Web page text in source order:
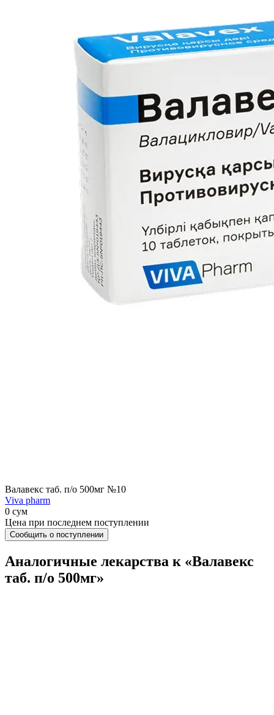
Валавекс таб. п/о 500мг №10
Viva pharm
0 сум
Цена при последнем поступлении
Сообщить о поступлении
Аналогичные лекарства к «Валавекс
таб. п/о 500мг»